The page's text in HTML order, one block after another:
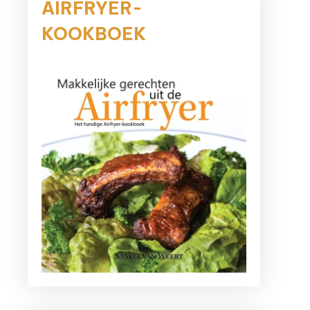
AIRFRYER-
KOOKBOEK